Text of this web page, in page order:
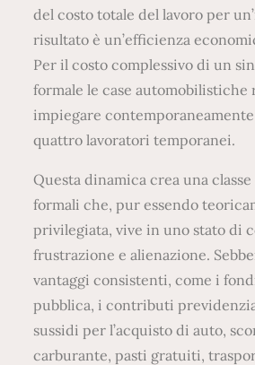
del costo totale del lavoro per
risultato è un’efficienza
Per il costo complessivo di un
formale le case automobilistiche
impiegare
quattro lavoratori temporanei.
Questa dinamica crea una
formali che, pur essendo
privilegiata, vive in uno stato di
frustrazione e alienazione.
vantaggi consistenti, come i
pubblica, i contributi
sussidi per l’acquisto di auto,
carburante, pasti gratuiti,